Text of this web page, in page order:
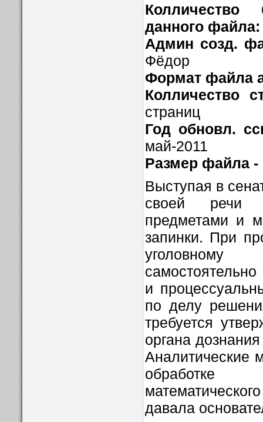
данного
Админ созд.
Фёдор
Формат файла
Колличество
страниц
Год обновл.
май-2011
Размер файла -
Выступая в
своей речи
предметами и
запинки. При
уголовному
и
по делу
требуется
органа
Аналитические
давала